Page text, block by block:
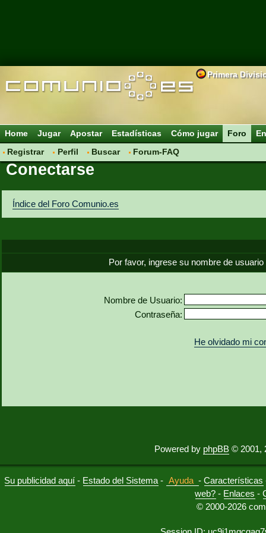
Primera
Home Jugar Apostar Estadísticas Cómo jugar
Foro
Registrar
Perfil Buscar Forum-FAQ
Conectarse
Índice del Foro Comunio.es
Por favor, ingrese su nombre de
Nombre de Usuario:
Contraseña:
He olvidado mi
Powered by phpBB © 2001,
Su publicidad aquí - Estado del Sistema - Ayuda -Características
web? - Enlaces -
© 2000-2026